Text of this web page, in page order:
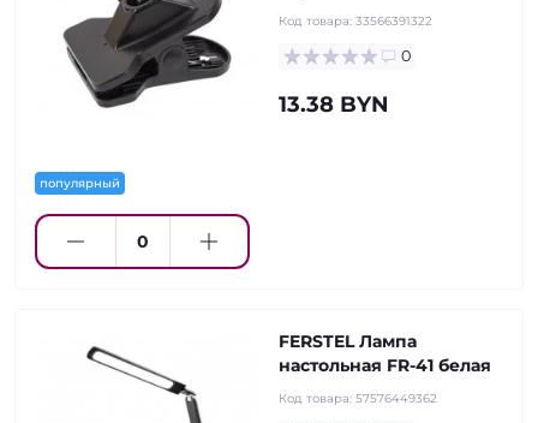
популярный
Код товара: 33566391322
0
13.38 BYN
FERSTEL Лампа
настольная FR-41 белая
Код товара: 57576449362